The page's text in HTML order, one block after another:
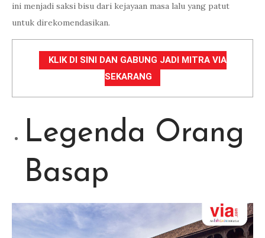
ini menjadi saksi bisu dari kejayaan masa lalu yang patut
untuk direkomendasikan.
KLIK DI SINI DAN GABUNG JADI MITRA VIA
SEKARANG
Legenda Orang
Basap